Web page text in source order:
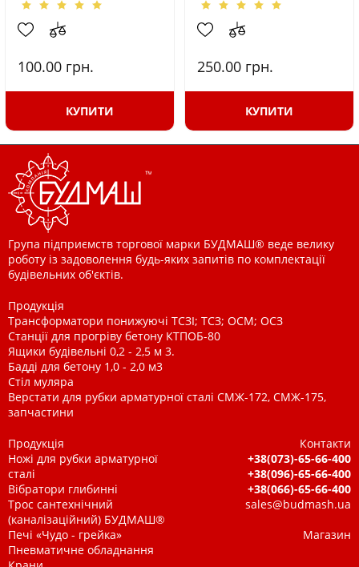
100.00 грн.
КУПИТИ
250.00 грн.
КУПИТИ
Група підприємств торгової марки БУДМАШ® веде велику
роботу із задоволення будь-яких запитів по комплектації
будівельних об'єктів.
Продукція
Трансформатори понижуючі ТСЗІ; ТСЗ; ОСМ; ОСЗ
Станції для прогріву бетону КТПОБ-80
Ящики будівельні 0,2 - 2,5 м 3.
Бадді для бетону 1,0 - 2,0 м3
Стіл муляра
Верстати для рубки арматурної сталі СМЖ-172, СМЖ-175,
запчастини
Продукція
Ножі для рубки арматурної
сталі
Вібратори глибинні
Трос сантехнічний
(каналізаційний) БУДМАШ®
Печі «Чудо - грейка»
Пневматичне обладнання
Контакти
+38(073)-65-66-400
+38(096)-65-66-400
+38(066)-65-66-400
sales@budmash.ua
Магазин